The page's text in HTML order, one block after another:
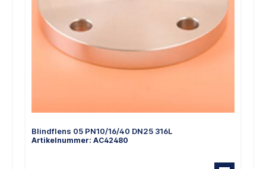
Blindflens 05 PN10/16/40 DN25 316L
Artikelnummer: AC42480